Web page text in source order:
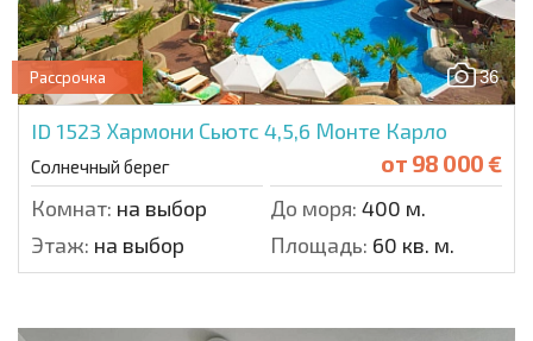
36
Рассрочка
ID 1523 Хармони Сьютс 4,5,6 Монте Карло
Солнечный берег от 98 000 €
Комнат: на выбор До моря: 400 м.
Этаж: на выбор Площадь: 60 кв. м.